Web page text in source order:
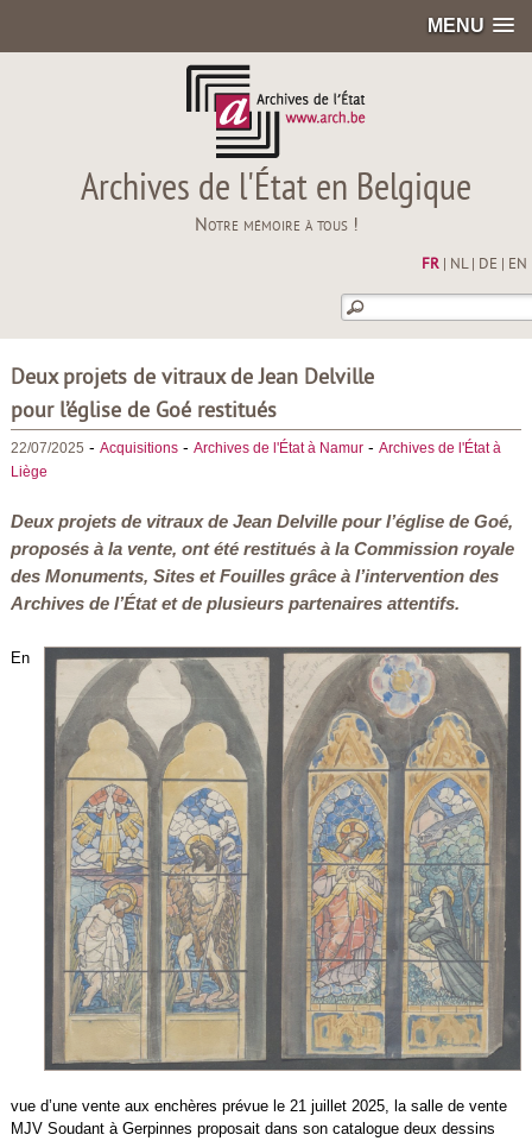
MENU
Archives de l'État en Belgique
Notre mémoire à tous !
FR| NL| DE EN
Deux projets de vitraux de Jean Delville
pour l’église de Goé restitués
22/07/2025 - Acquisitions- Archives de l'État à Namur- Archives de l'État à
Liège
Deux projets de vitraux de Jean Delville pour l’église de Goé,
proposés à la vente, ont été restitués à la Commission royale
des Monuments, Sites et Fouilles grâce à l’intervention des
Archives de l’État et de plusieurs partenaires attentifs.
En
vue d’une vente aux enchères prévue le 21 juillet 2025, la salle de vente
MJV Soudant à Gerpinnes proposait dans son catalogue deux dessins